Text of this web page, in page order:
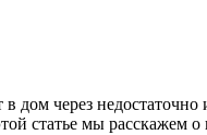
через недостаточно
статье мы расскажем